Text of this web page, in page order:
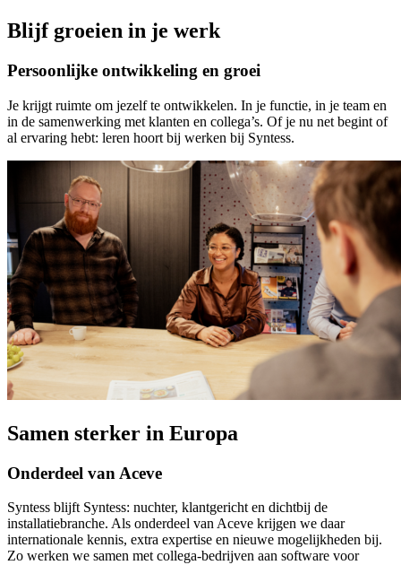
Blijf groeien in je werk
Persoonlijke ontwikkeling en groei
Je krijgt ruimte om jezelf te ontwikkelen. In je functie, in je team en
in de samenwerking met klanten en collega’s. Of je nu net begint of
al ervaring hebt: leren hoort bij werken bij Syntess.
Samen sterker in Europa
Onderdeel van Aceve
Syntess blijft Syntess: nuchter, klantgericht en dichtbij de
installatiebranche. Als onderdeel van Aceve krijgen we daar
internationale kennis, extra expertise en nieuwe mogelijkheden bij.
Zo werken we samen met collega-bedrijven aan software voor